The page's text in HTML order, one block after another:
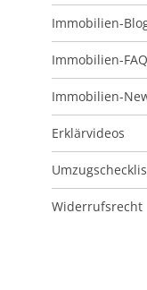
Immobilien-
Immobilien-FAQ
Immobilien-
Erklärvideos
Widerrufsrecht